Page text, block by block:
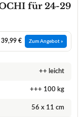
für 24-29
39,99 € Zum Angebot »
++ leicht
+++ 100 kg
56 x 11 cm